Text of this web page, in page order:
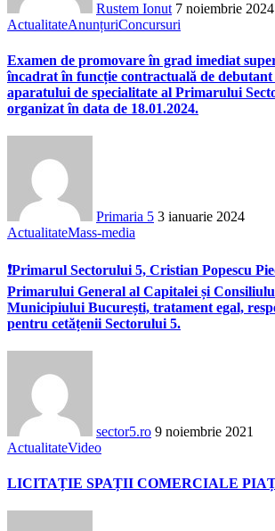
Rustem Ionut 7 noiembrie 2024
ActualitateAnunțuriConcursuri
Examen de promovare în grad imediat
încadrat în funcție contractuală de
aparatului de specialitate al Primarului
organizat în data de 18.01.2024.
Primaria 5 3 ianuarie 2024
ActualitateMass-media
❗Primarul Sectorului 5, Cristian Popescu
Primarului General al Capitalei și
Municipiului București, tratament egal,
pentru cetățenii Sectorului 5.
sector5.ro 9 noiembrie 2021
ActualitateVideo
LICITAȚIE SPAȚII COMERCIALE